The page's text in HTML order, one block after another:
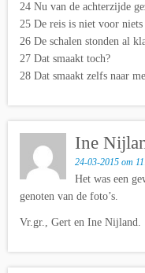
24 Nu van de achterzijde
25 De reis is niet voor niets
26 De schalen stonden al
27 Dat smaakt toch?
28 Dat smaakt zelfs naar
Ine
24-03-2015 om
Het was een
genoten van de foto’s.
Vr.gr., Gert en Ine Nijland.